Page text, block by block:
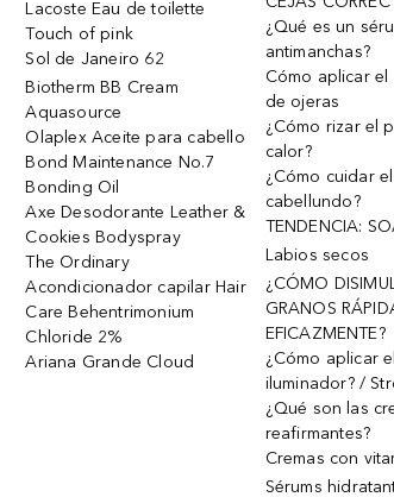
Lacoste Eau de toilette
Touch of pink
Sol de Janeiro 62
Biotherm BB Cream
Aquasource
Olaplex Aceite para cabello
Bond Maintenance No.7
Bonding Oil
Axe Desodorante Leather &
Cookies Bodyspray
The Ordinary
Acondicionador capilar Hair
Care Behentrimonium
Chloride 2%
Ariana Grande Cloud
¿Qué es un
antimanchas?
Cómo aplicar
de ojeras
¿Cómo rizar el
calor?
¿Cómo cuidar
cabellundo?
TENDENCIA:
Labios secos
¿CÓMO
GRANOS
EFICAZMENTE?
¿Cómo aplicar el
iluminador? /
¿Qué son las
reafirmantes?
Cremas con
Sérums